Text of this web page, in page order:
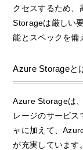
クセスするため、
Storageは厳しい
能とスペックを備
Azure Storageと
Azure Storageは
レージのサービス
ャに加えて、
が充実しています。